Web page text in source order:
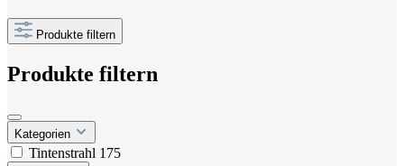
Produkte filtern
Produkte filtern
Kategorien
Tintenstrahl 175